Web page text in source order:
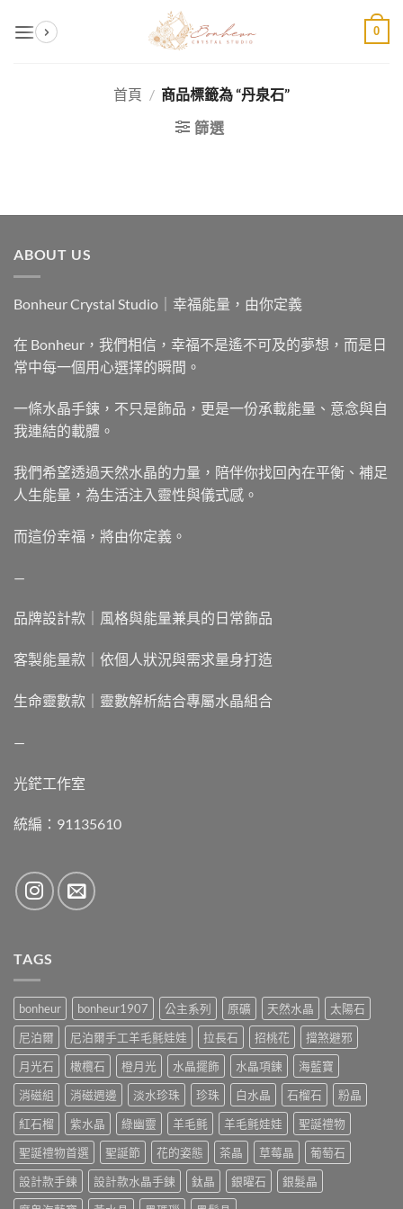
0
首頁 / 商品標籤為 “丹泉石”
篩選
ABOUT US
Bonheur Crystal Studio｜幸福能量，由你定義
在 Bonheur，我們相信，幸福不是遙不可及的夢想，而是日
常中每一個用心選擇的瞬間。
一條水晶手鍊，不只是飾品，更是一份承載能量、意念與自
我連結的載體。
我們希望透過天然水晶的力量，陪伴你找回內在平衡、補足
人生能量，為生活注入靈性與儀式感。
而這份幸福，將由你定義。
—
品牌設計款｜風格與能量兼具的日常飾品
客製能量款｜依個人狀況與需求量身打造
生命靈數款｜靈數解析結合專屬水晶組合
—
光鋩工作室
統編：91135610
TAGS
bonheur bonheur1907 公主系列 原礦 天然水晶
太陽石
尼泊爾
尼泊爾手工羊毛氈娃娃 拉長石 招桃花
擋煞避邪
月光石
橄欖石 橙月光 水晶擺飾 水晶項鍊
海藍寶
消磁組
消磁週邊 淡水珍珠 珍珠 白水晶 石榴石
粉晶
紅石榴
紫水晶 綠幽靈 羊毛氈 羊毛氈娃娃
聖誕禮物
聖誕禮物首選
聖誕節 花的姿態 茶晶 草莓晶
葡萄石
設計款手鍊
設計款水晶手鍊 鈦晶 銀曜石
銀髮晶